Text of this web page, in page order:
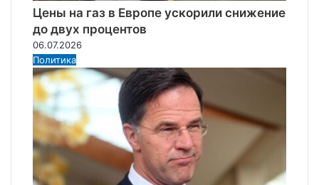
Цены на газ в Европе ускорили снижение
до двух процентов
06.07.2026
Политика